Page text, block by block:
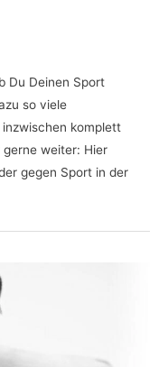
Du Deinen Sport
so viele
komplett
weiter: Hier
gegen Sport in der